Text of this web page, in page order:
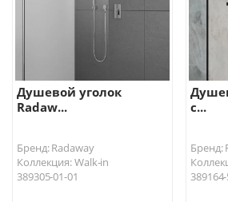
Душевой уголок
Radaw...
Бренд: Radaway
Коллекция: Walk-in
389305-01-01
с...
Бренд: